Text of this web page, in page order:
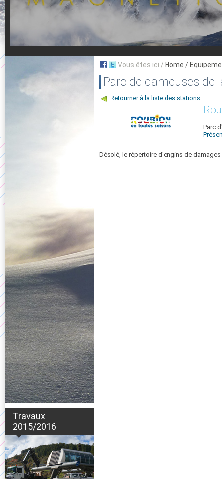
Travaux
2015/2016
Vous êtes ici / Home /
Parc de dameuses de
Retourner à la liste des stations
Parc
Désolé, le répertoire d'engins de